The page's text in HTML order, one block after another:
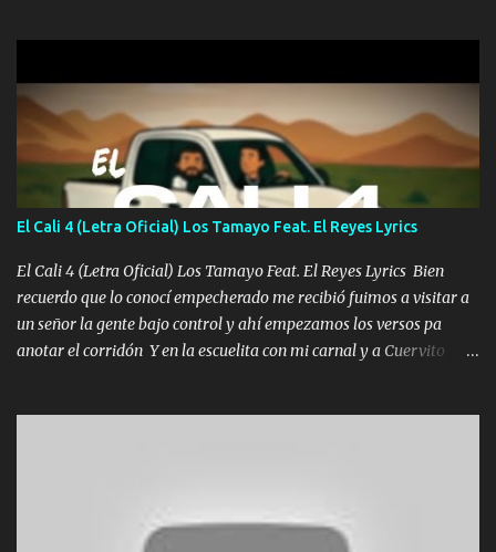
coronamos Se jala los marciales Y sus guitarras ya van sonando
Un gallardo me prendo Para agarrar el vuelo y la mente y
tranquilizando Tomense un buen trago Y así es como empezamos
los versos que voy cantando (Music) A vido alta y bajas La carreta
se atora Pero nunca le aflojamos Ya me han pasado cosas Y
aunque ustedes no sepan Pero la vida es muy corta Hay que
echarle chingazos Y seguir trabajando porque nada es...
El Cali 4 (Letra Oficial) Los Tamayo Feat. El Reyes Lyrics
El Cali 4 (Letra Oficial) Los Tamayo Feat. El Reyes Lyrics Bien
recuerdo que lo conocí empecherado me recibió fuimos a visitar a
un señor la gente bajo control y ahí empezamos los versos pa
anotar el corridón Y en la escuelita con mi carnal y a Cuervito
verde se le extraña pa que sepan Aquí Pura GENTE DE LA RANA 🐸